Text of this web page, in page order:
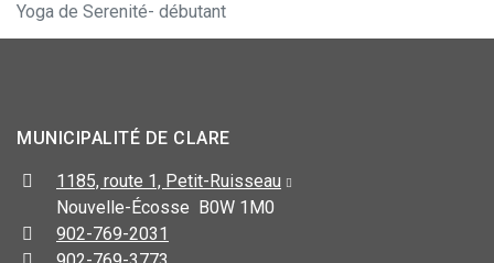
Yoga de Serenité- débutant
MUNICIPALITÉ DE CLARE
1185, route 1, Petit-Ruisseau
Nouvelle-Écosse B0W 1M0
902-769-2031